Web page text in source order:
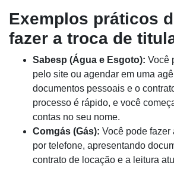
Exemplos práticos
fazer a troca de
Sabesp (Água e Esgoto): Você
pelo site ou agendar em uma
documentos pessoais e o
processo é rápido, e você
contas no seu nome.
Comgás (Gás): Você pode fazer
por telefone, apresentando
contrato de locação e a leitura